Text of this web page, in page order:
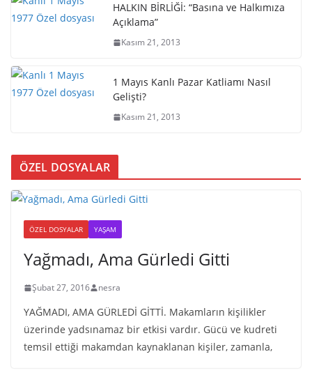
HALKIN BİRLİĞİ: “Basına ve Halkımıza
Açıklama”
Kasım 21, 2013
1 Mayıs Kanlı Pazar Katliamı Nasıl
Gelişti?
Kasım 21, 2013
ÖZEL DOSYALAR
ÖZEL DOSYALAR YAŞAM
Yağmadı, Ama Gürledi Gitti
Şubat 27, 2016 nesra
YAĞMADI, AMA GÜRLEDİ GİTTİ. Makamların kişilikler
üzerinde yadsınamaz bir etkisi vardır. Gücü ve kudreti
temsil ettiği makamdan kaynaklanan kişiler, zamanla,